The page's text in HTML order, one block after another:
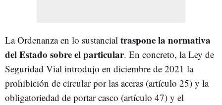
La Ordenanza en lo sustancial traspone la normativa
del Estado sobre el particular. En concreto, la Ley de
Seguridad Vial introdujo en diciembre de 2021 la
prohibición de circular por las aceras (artículo 25) y la
obligatoriedad de portar casco (artículo 47) y el